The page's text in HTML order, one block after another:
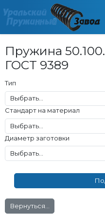
Пружина
ГОСТ 9389
Тип
Стандарт на материал
Диаметр заготовки
Вернуться...